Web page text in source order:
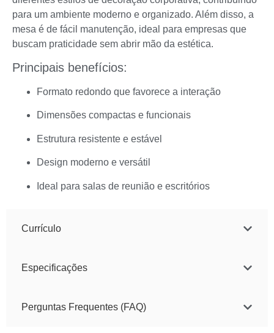
Currículo
Especificações
Perguntas Frequentes (FAQ)
para um ambiente moderno e organizado. Além disso, a
mesa é de fácil manutenção, ideal para empresas que
buscam praticidade sem abrir mão da estética.
Principais benefícios:
Formato redondo que favorece a interação
Dimensões compactas e funcionais
Estrutura resistente e estável
Design moderno e versátil
Ideal para salas de reunião e escritórios